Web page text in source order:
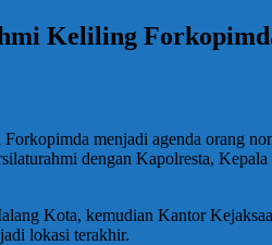
Keliling
menjadi agenda
dengan Kapolresta,
Kota, kemudian Kantor
lokasi terakhir.